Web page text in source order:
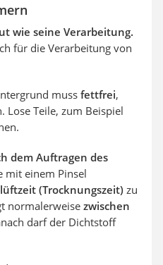
wie seine Verarbeitung.
für die Verarbeitung von
muss fettfrei,
Lose Teile, zum Beispiel
dem Auftragen des
mit einem Pinsel
(Trocknungszeit)zu
normalerweise zwischen
darf der Dichtstoff